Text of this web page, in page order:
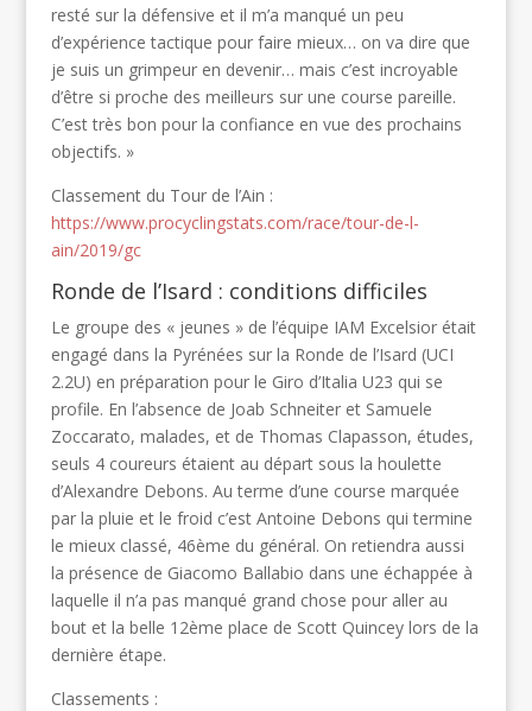
resté sur la défensive et il m’a manqué un peu
d’expérience tactique pour faire mieux… on va dire que
je suis un grimpeur en devenir… mais c’est incroyable
d’être si proche des meilleurs sur une course pareille.
C’est très bon pour la confiance en vue des prochains
objectifs. »
Classement du Tour de l’Ain :
https://www.procyclingstats.com/race/tour-de-l-
ain/2019/gc
Ronde de l’Isard : conditions difficiles
Le groupe des « jeunes » de l’équipe IAM Excelsior était
engagé dans la Pyrénées sur la Ronde de l’Isard (UCI
2.2U) en préparation pour le Giro d’Italia U23 qui se
profile. En l’absence de Joab Schneiter et Samuele
Zoccarato, malades, et de Thomas Clapasson, études,
seuls 4 coureurs étaient au départ sous la houlette
d’Alexandre Debons. Au terme d’une course marquée
par la pluie et le froid c’est Antoine Debons qui termine
le mieux classé, 46ème du général. On retiendra aussi
la présence de Giacomo Ballabio dans une échappée à
laquelle il n’a pas manqué grand chose pour aller au
bout et la belle 12ème place de Scott Quincey lors de la
dernière étape.
Classements :